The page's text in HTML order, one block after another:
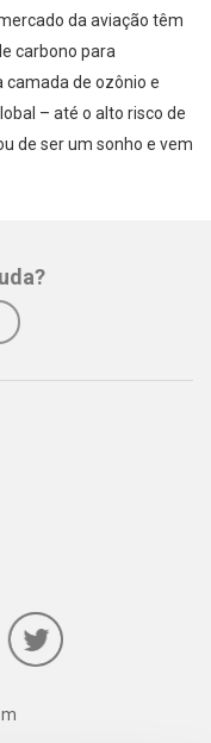
da aviação têm
carbono para
de ozônio e
– até o alto risco de
de ser um sonho e vem